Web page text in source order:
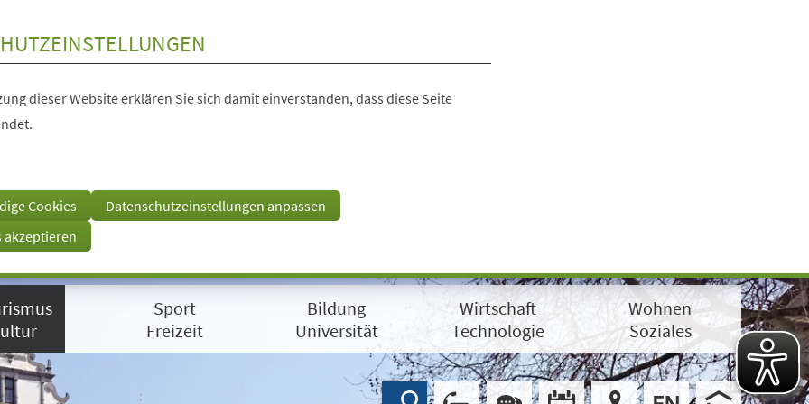
dieser Website erklären Sie sich damit einverstanden, dass diese Seite
Cookies
Datenschutzeinstellungen anpassen
akzeptieren
Sport
Freizeit
Bildung
Universität
Wirtschaft
Technologie
Wohnen
Soziales